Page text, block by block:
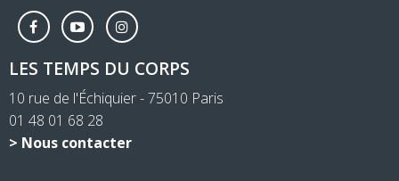
LES TEMPS DU CORPS
10 rue de l'Échiquier - 75010 Paris
01 48 01 68 28
> Nous contacter